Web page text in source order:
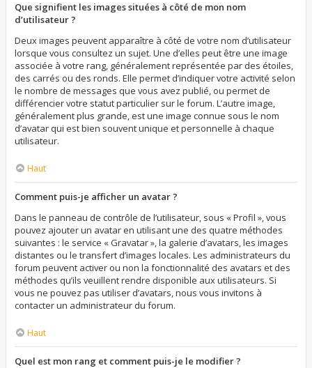
Que signifient les images situées à côté de mon nom
d’utilisateur ?
Deux images peuvent apparaître à côté de votre nom d’utilisateur
lorsque vous consultez un sujet. Une d’elles peut être une image
associée à votre rang, généralement représentée par des étoiles,
des carrés ou des ronds. Elle permet d’indiquer votre activité selon
le nombre de messages que vous avez publié, ou permet de
différencier votre statut particulier sur le forum. L’autre image,
généralement plus grande, est une image connue sous le nom
d’avatar qui est bien souvent unique et personnelle à chaque
utilisateur.
Haut
Comment puis-je afficher un avatar ?
Dans le panneau de contrôle de l’utilisateur, sous « Profil », vous
pouvez ajouter un avatar en utilisant une des quatre méthodes
suivantes : le service « Gravatar », la galerie d’avatars, les images
distantes ou le transfert d’images locales. Les administrateurs du
forum peuvent activer ou non la fonctionnalité des avatars et des
méthodes qu’ils veuillent rendre disponible aux utilisateurs. Si
vous ne pouvez pas utiliser d’avatars, nous vous invitons à
contacter un administrateur du forum.
Haut
Quel est mon rang et comment puis-je le modifier ?